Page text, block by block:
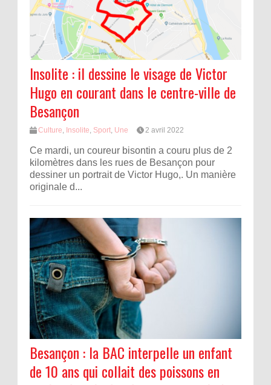
Insolite : il dessine le visage de Victor
Hugo en courant dans le centre-ville de
Besançon
Culture, Insolite, Sport, Une 2 avril 2022
Ce mardi, un coureur bisontin a couru plus de 2
kilomètres dans les rues de Besançon pour
dessiner un portrait de Victor Hugo,. Un manière
originale d...
Besançon : la BAC interpelle un enfant
de 10 ans qui collait des poissons en